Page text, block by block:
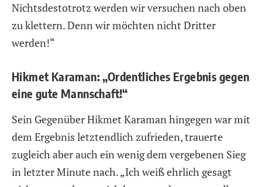
Nichtsdestotrotz werden wir versuchen nach oben
zu klettern. Denn wir möchten nicht Dritter
werden!“
Hikmet Karaman: „Ordentliches Ergebnis gegen
eine gute Mannschaft!“
Sein Gegenüber Hikmet Karaman hingegen war mit
dem Ergebnis letztendlich zufrieden, trauerte
zugleich aber auch ein wenig dem vergebenen Sieg
in letzter Minute nach. „Ich weiß ehrlich gesagt